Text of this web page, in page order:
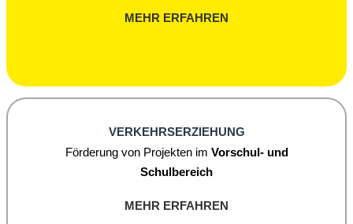
MEHR ERFAHREN
VERKEHRSERZIEHUNG
Förderung von Projekten im Vorschul- und
Schulbereich
MEHR ERFAHREN